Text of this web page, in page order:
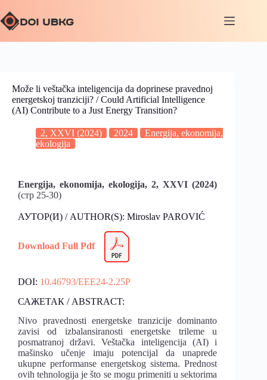
Može li veštačka inteligencija da doprinese pravednoj
energetskoj tranziciji? / Could Artificial Intelligence
(AI) Contribute to a Just Energy Transition?
2, XXVI (2024) 2024
Energija, ekonomija,
ekologija
Energija, ekonomija, ekologija, 2, XXVI (2024)
(стр 25-30)
АУТОР(И) / AUTHOR(S): Miroslav PAROVIĆ
Download Full Pdf
DOI: 10.46793/EEE24-2.25P
САЖЕТАК / ABSTRACT:
Nivo pravednosti energetske tranzicije dominanto
zavisi od izbalansiranosti energetske trileme u
posmatranoj državi. Veštačka inteligencija (AI) i
mašinsko učenje imaju potencijal da unaprede
ukupne performanse energetskog sistema. Prednost
ovih tehnologija je što se mogu primeniti u sektorima